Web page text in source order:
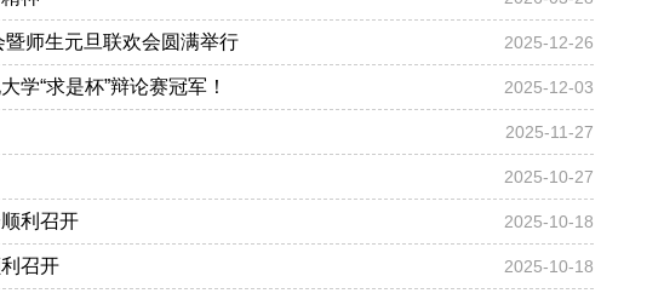
师生元旦联欢会圆满举行 2025-12-26
“求是杯”辩论赛冠军！ 2025-12-03
2025-11-27
2025-10-27
利召开 2025-10-18
召开 2025-10-18